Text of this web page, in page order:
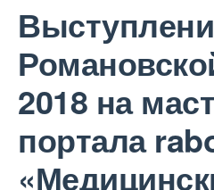
2018 на
портала